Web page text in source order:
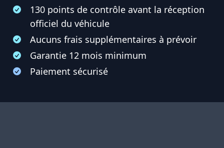
130 points de contrôle avant la réception
officiel du véhicule
Aucuns frais supplémentaires à prévoir
Garantie 12 mois minimum
Paiement sécurisé